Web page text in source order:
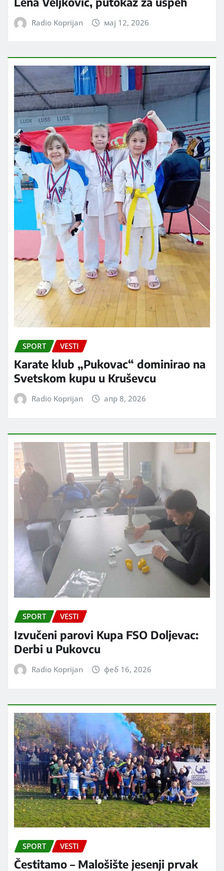
Radio Koprijan мај 12, 2026
SPORT VESTI
Karate klub „Pukovac“ dominirao na
Svetskom kupu u Kruševcu
Radio Koprijan апр 8, 2026
SPORT VESTI
Izvučeni parovi Kupa FSO Doljevac:
Derbi u Pukovcu
Radio Koprijan феб 16, 2026
SPORT VESTI
Čestitamo – Malošište jesenji prvak